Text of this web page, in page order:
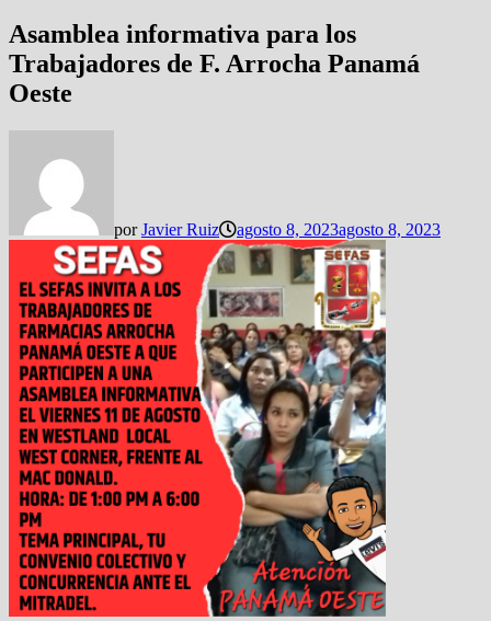
Asamblea informativa para los
Trabajadores de F. Arrocha Panamá
Oeste
porJavier Ruiz agosto 8, 2023agosto 8, 2023